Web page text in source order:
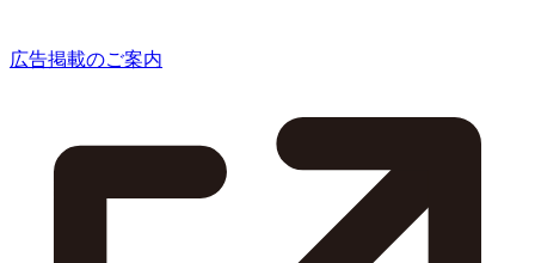
広告掲載のご案内